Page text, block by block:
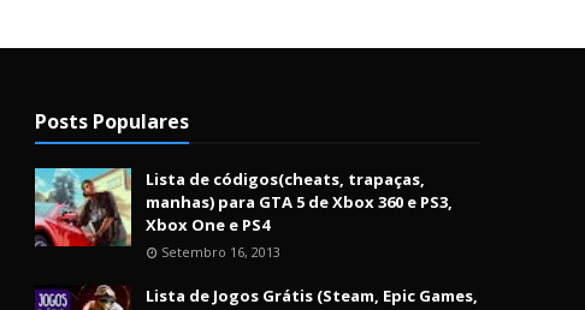
Posts Populares
Lista de códigos(cheats, trapaças,
manhas) para GTA 5 de Xbox 360 e PS3,
Xbox One e PS4
Setembro 16, 2013
Lista de Jogos Grátis (Steam, Epic Games,